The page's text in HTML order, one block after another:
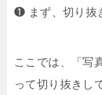
❶ まず、切り抜
ここでは、「写
って切り抜きし